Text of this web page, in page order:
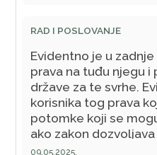
imetak ako ne
na to?
RAD I POSLOVANJE
Evidentno je u
prava na tuđu njegu
države za te svrhe.
korisnika tog prava
potomke koji se
ako zakon
(zajedničkih naših
09.05.2025.